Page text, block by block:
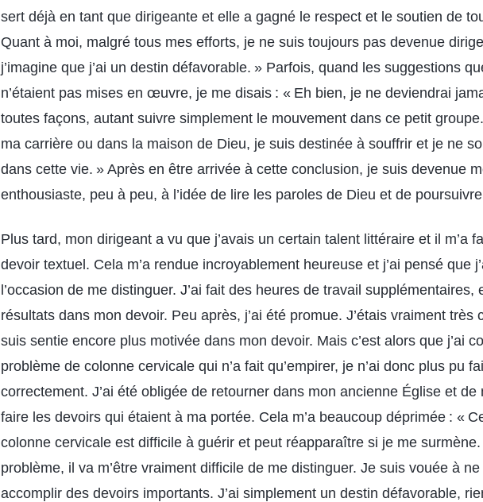
sert déjà en tant que dirigeante et elle a gagné le respect et le soutien de
Quant à moi, malgré tous mes efforts, je ne suis toujours pas devenue
j’imagine que j’ai un destin défavorable. » Parfois, quand les suggestions
n’étaient pas mises en œuvre, je me disais : « Eh bien, je ne deviendrai
toutes façons, autant suivre simplement le mouvement dans ce petit
ma carrière ou dans la maison de Dieu, je suis destinée à souffrir et je ne
dans cette vie. » Après en être arrivée à cette conclusion, je suis devenue
enthousiaste, peu à peu, à l’idée de lire les paroles de Dieu et de
Plus tard, mon dirigeant a vu que j’avais un certain talent littéraire et il m’a
devoir textuel. Cela m’a rendue incroyablement heureuse et j’ai pensé que
l’occasion de me distinguer. J’ai fait des heures de travail supplémentaires,
résultats dans mon devoir. Peu après, j’ai été promue. J’étais vraiment très
suis sentie encore plus motivée dans mon devoir. Mais c’est alors que j’ai
problème de colonne cervicale qui n’a fait qu’empirer, je n’ai donc plus pu
correctement. J’ai été obligée de retourner dans mon ancienne Église et de
faire les devoirs qui étaient à ma portée. Cela m’a beaucoup déprimée : «
colonne cervicale est difficile à guérir et peut réapparaître si je me
problème, il va m’être vraiment difficile de me distinguer. Je suis vouée à
accomplir des devoirs importants. J’ai simplement un destin défavorable,